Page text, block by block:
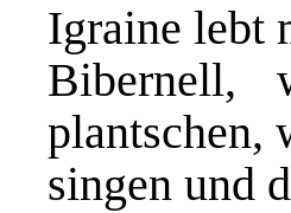
Igraine lebt
Bibernell,
plantschen,
singen und